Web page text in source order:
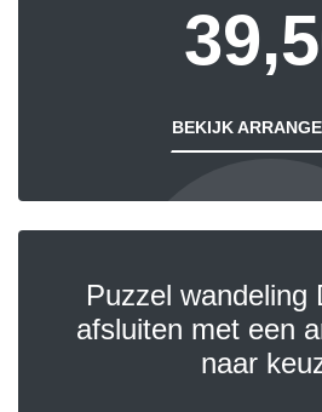
BEKIJK
Puzzel wandeling
afsluiten met een
naar